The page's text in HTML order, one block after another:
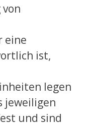
eine
ist,
legen
jeweiligen
und sind